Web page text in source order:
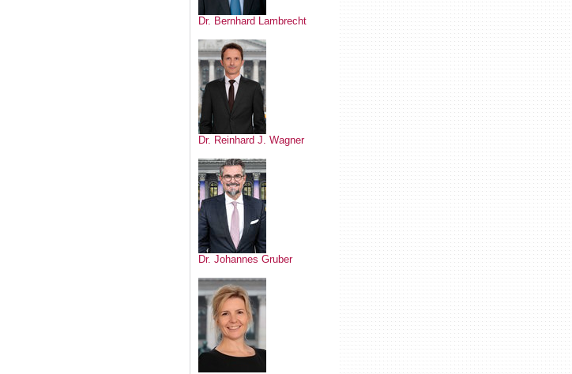
Dr. Bernhard Lambrecht
Dr. Reinhard J. Wagner
Dr. Johannes Gruber